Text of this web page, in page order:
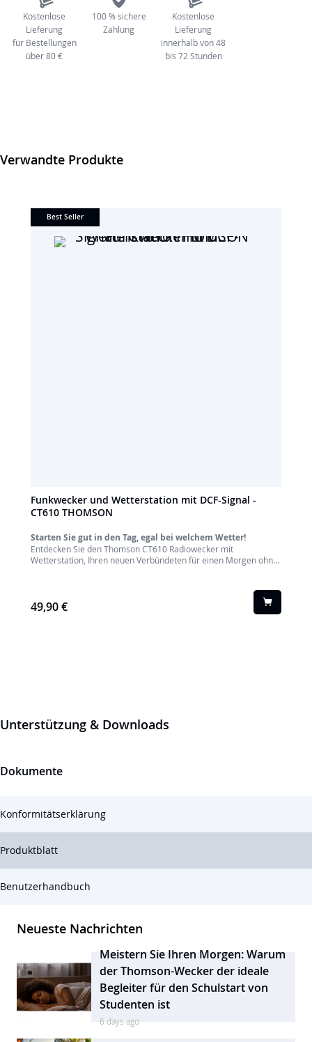
Kostenlose
Lieferung
für Bestellungen
über 80 €
100 % sichere
Zahlung
Kostenlose
Lieferung
innerhalb von 48
bis 72 Stunden
Verwandte Produkte
Best Seller
Funkwecker und Wetterstation mit DCF-Signal -
CT610 THOMSON
Starten Sie gut in den Tag, egal bei welchem Wetter!
Entdecken Sie den Thomson CT610 Radiowecker mit
Wetterstation, Ihren neuen Verbündeten für einen Morgen ohne
49,90 €
Unterstützung & Downloads
Dokumente
Konformitätserklärung
Produktblatt
Benutzerhandbuch
Neueste Nachrichten
Meistern Sie Ihren Morgen: Warum
der Thomson-Wecker der ideale
Begleiter für den Schulstart von
Studenten ist
6 days ago